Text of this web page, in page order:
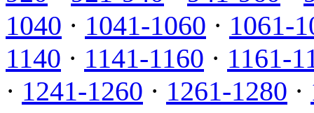
1040 · 1041-1060 · 1061-
1140 · 1141-1160 · 1161-
· 1241-1260 · 1261-1280 ·